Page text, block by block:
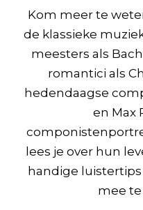
Kom meer te
de klassieke
meesters als
romantici als
hedendaagse
en Max
lees je over hun
handige
mee